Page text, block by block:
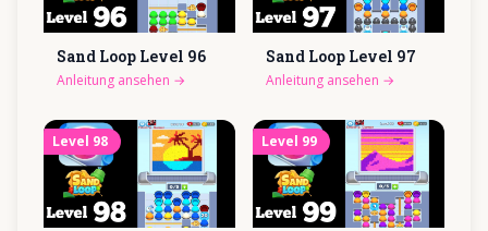
Sand Loop Level 96
Anleitung ansehen →
Sand Loop Level 97
Anleitung ansehen →
Level 98 Level 99